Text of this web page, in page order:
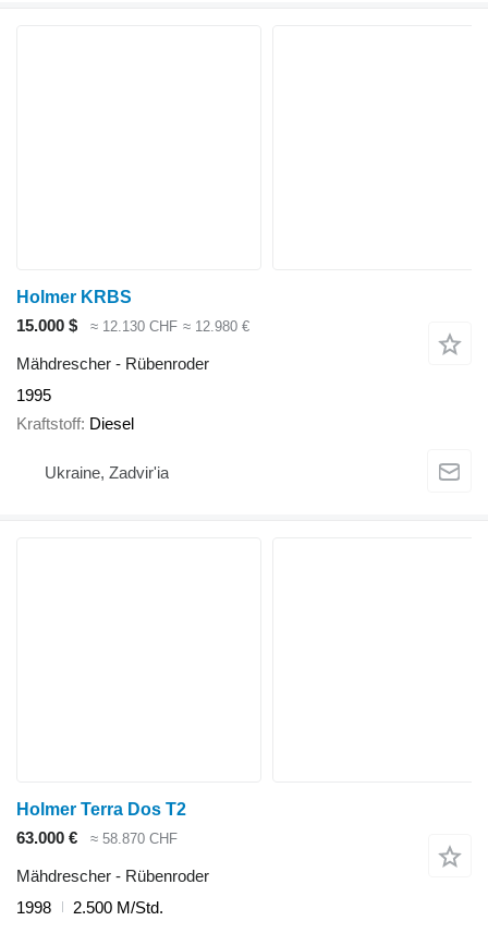
Holmer KRBS
15.000 $
≈ 12.130 CHF ≈ 12.980 €
Mähdrescher - Rübenroder
1995
Kraftstoff Diesel
Ukraine, Zadvir'ia
Holmer Terra Dos T2
63.000 €
≈ 58.870 CHF
Mähdrescher - Rübenroder
1998
2.500 M/Std.